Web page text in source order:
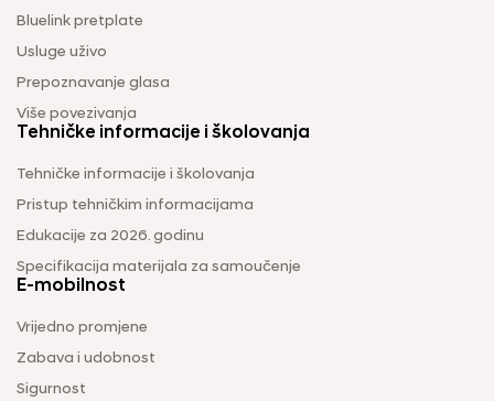
Bluelink pretplate
Usluge uživo
Prepoznavanje glasa
Više povezivanja
Tehničke informacije i školovanja
Tehničke informacije i školovanja
Pristup tehničkim informacijama
Edukacije za 2026. godinu
Specifikacija materijala za samoučenje
E-mobilnost
Vrijedno promjene
Zabava i udobnost
Sigurnost